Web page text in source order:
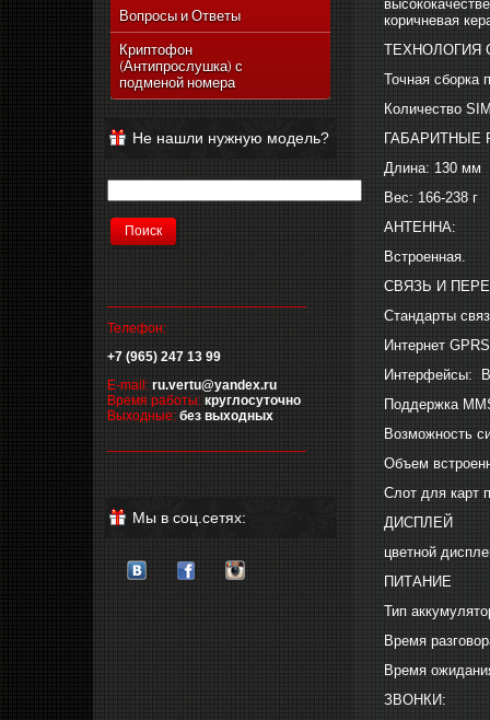
Vertu Ascent Ti
Vertu Ferrari Edition
Vertu Racetrack Legends
Vertu Signature Touch
Vertu Constellation Touch
Вопросы и Ответы
Криптофон
(Антипрослушка) с
подменой номера
Не нашли нужную модель?
Телефон:
+7 (965) 247 13 99
E-mail: ru.vertu@yandex.ru
Время работы: круглосуточно
Выходные: без выходных
Мы в соц.сетях:
коричневая
ТЕХНОЛОГИЯ
Точная сборка
Количество
ГАБАРИТНЫЕ
Длина: 130 мм
Вес: 166-238 г
АНТЕННА:
Встроенная.
СВЯЗЬ И
Стандарты
Интернет GPRS
Интерфейсы:
Поддержка
Возможность
Объем
Слот для карт
ДИСПЛЕЙ
цветной
ПИТАНИЕ
Тип
Время
Время
ЗВОНКИ: